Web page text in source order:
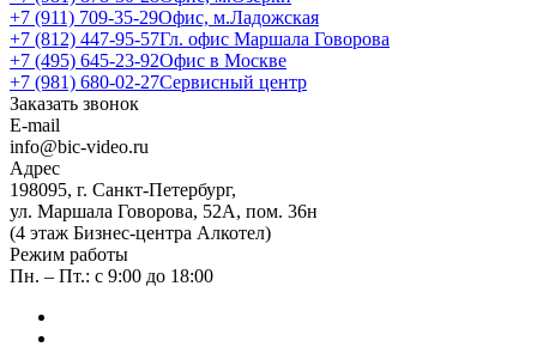
+7 (911) 709-35-29Офис, м.Ладожская
+7 (812) 447-95-57Гл. офис Маршала Говорова
+7 (495) 645-23-92Офис в Москве
+7 (981) 680-02-27Сервисный центр
Заказать звонок
E-mail
info@bic-video.ru
Адрес
198095, г. Санкт-Петербург,
ул. Маршала Говорова, 52А, пом. 36н
(4 этаж Бизнес-центра Алкотел)
Режим работы
Пн. – Пт.: с 9:00 до 18:00